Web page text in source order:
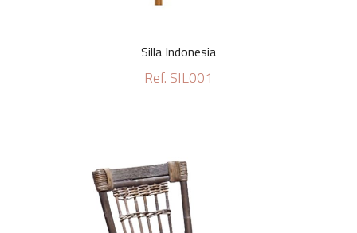
Silla Indonesia
Ref. SIL001